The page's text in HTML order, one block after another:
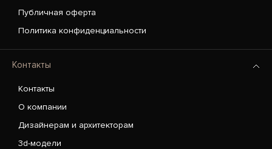
Публичная оферта
Политика конфиденциальности
Контакты
Контакты
О компании
Дизайнерам и архитекторам
3d-модели